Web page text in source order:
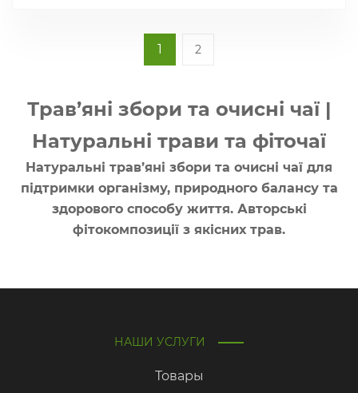
1 2
Трав’яні збори та очисні чаї |
Натуральні трави та фіточаї
Натуральні трав’яні збори та очисні чаї для
підтримки організму, природного балансу та
здорового способу життя. Авторські
фітокомпозиції з якісних трав.
НАШИ УСЛУГИ
Товары